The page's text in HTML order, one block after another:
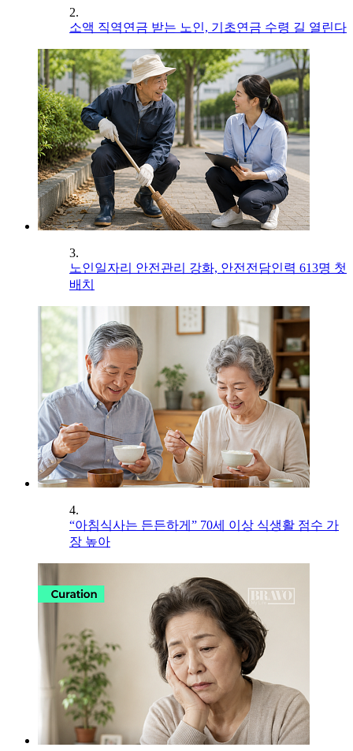
2.
소액 직역연금 받는 노인, 기초연금 수령 길 열린다
3.
노인일자리 안전관리 강화, 안전전담인력 613명 첫
배치
4.
“아침식사는 든든하게” 70세 이상 식생활 점수 가
장 높아